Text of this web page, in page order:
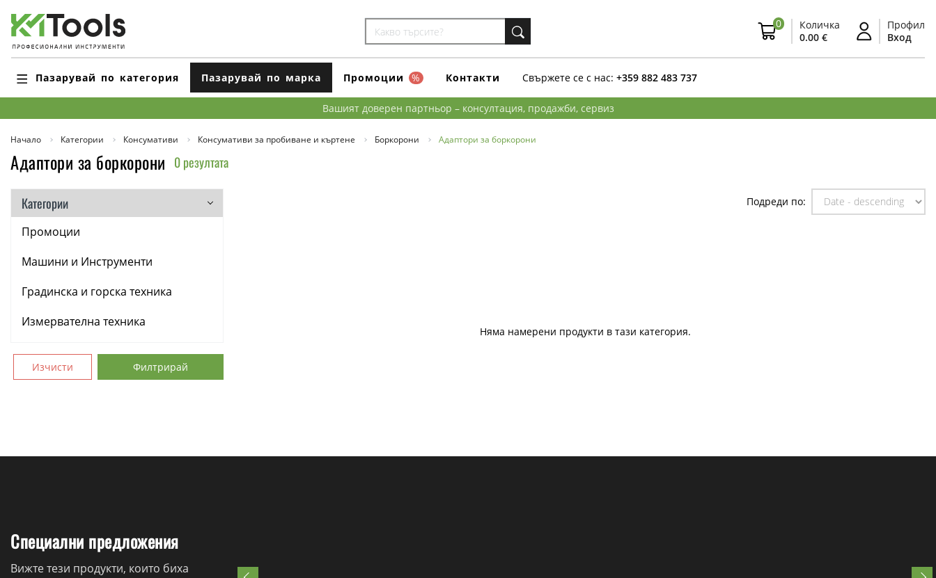
0
Количка
0.00 €
Профил
Вход
Пазарувай по категория Пазарувай по марка Промоции % Контакти Свържете се с нас: +359 882 483 737
Вашият доверен партньор – консултация, продажби, сервиз
Начало Категории Консумативи Консумативи за пробиване и къртене Боркорони Адаптори за боркорони
Адаптори за боркорони 0 резултата
Категории
Промоции
Машини и Инструменти
Градинска и горска техника
Измервателна техника
Аксесоари
Консумативи
Изчисти Филтрирай
Подреди по:
Няма намерени продукти в тази категория.
Специални предложения
Вижте тези продукти, които биха